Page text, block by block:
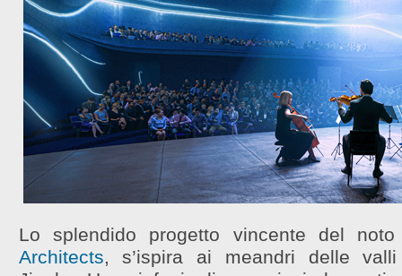
Lo splendido progetto vincente del
Architects, s’ispira ai meandri delle